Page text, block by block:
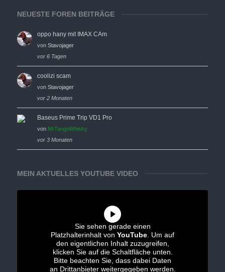
NEUESTE FOREN BEITRÄGE
oppo hany mit IMAX CAm
von Stavojager
vor 6 Tagen
coolizi scam
von Stavojager
vor 2 Monaten
Baseus Prime Trip VD1 Pro
von MrTangoWhisky
vor 3 Monaten
MEIN AKTUELLES YOUTUBE VIDEO
Sie sehen gerade einen
Platzhalterinhalt von YouTube . Um auf
den eigentlichen Inhalt zuzugreifen,
klicken Sie auf die Schaltfläche unten.
Bitte beachten Sie, dass dabei Daten
an Drittanbieter weitergegeben werden.